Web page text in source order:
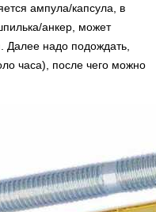
ампула/капсула, в
анкер, может
Далее надо подождать,
часа), после чего можно